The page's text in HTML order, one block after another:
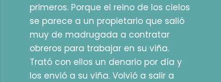
primeros. Porque el reino de los cielos
se parece a un propietario que salió
muy de madrugada a contratar
obreros para trabajar en su viña.
Trató con ellos un denario por día y
los envió a su viña. Volvió a salir a